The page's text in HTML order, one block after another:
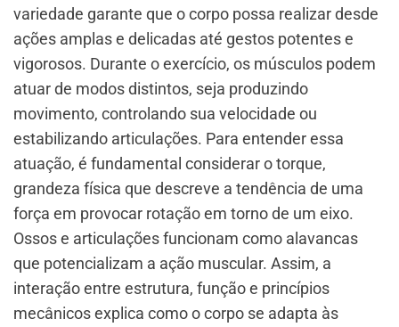
variedade garante que o corpo possa realizar desde
ações amplas e delicadas até gestos potentes e
vigorosos. Durante o exercício, os músculos podem
atuar de modos distintos, seja produzindo
movimento, controlando sua velocidade ou
estabilizando articulações. Para entender essa
atuação, é fundamental considerar o torque,
grandeza física que descreve a tendência de uma
força em provocar rotação em torno de um eixo.
Ossos e articulações funcionam como alavancas
que potencializam a ação muscular. Assim, a
interação entre estrutura, função e princípios
mecânicos explica como o corpo se adapta às